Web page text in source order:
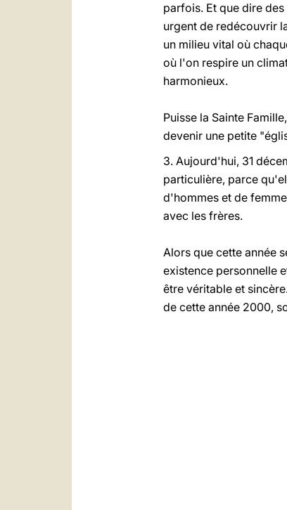
parfois. Et que dire
urgent de redécouvrir
un milieu vital où
où l'on respire un
harmonieux.
Puisse la Sainte
devenir une petite
3. Aujourd'hui, 31
particulière, parce
d'hommes et de
avec les frères.
Alors que cette année
existence personnelle
être véritable et
de cette année 2000,